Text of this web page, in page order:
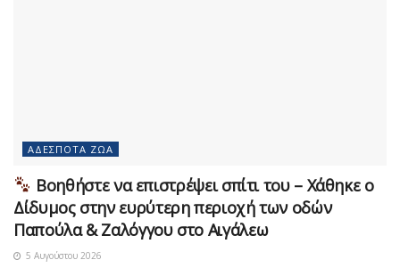
ΑΔΈΣΠΟΤΑ ΖΏΑ
Βοηθήστε να επιστρέψει σπίτι του – Χάθηκε ο
Δίδυμος στην ευρύτερη περιοχή των οδών
Παπούλα & Ζαλόγγου στο Αιγάλεω
5 Αυγούστου 2026